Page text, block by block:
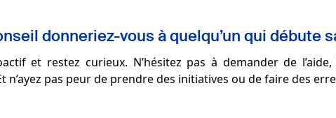
donneriez-vous à quelqu’un qui débute
et restez curieux. N’hésitez pas à demander de
n’ayez pas peur de prendre des initiatives ou de faire des